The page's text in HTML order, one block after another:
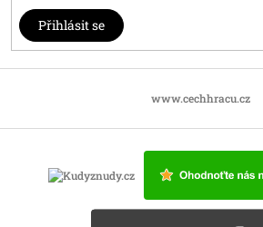
Přihlásit se
www.cechhracu.cz